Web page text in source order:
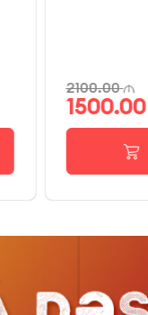
2100.00
1500.00